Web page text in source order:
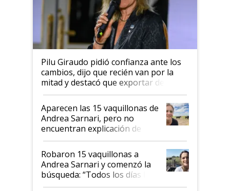
Pilu Giraudo pidió confianza ante los
cambios, dijo que recién van por la
mitad y destacó que exportar dejó de
ser "para unos pocos": "Tenemos un
mandato muy claro del gobierno
nacional"
Aparecen las 15 vaquillonas de
Andrea Sarnari, pero no
encuentran explicación de
cómo llegaron allí
Robaron 15 vaquillonas a
Andrea Sarnari y comenzó la
búsqueda: “Todos los días le
toca a algún productor”